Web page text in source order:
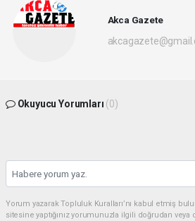
Akca Gazete
Okuyucu Yorumları (0)
Yorum yazarak Topluluk Kuralları’nı kabul etmiş
sitesine yaptığınız yorumunuzla ilgili doğrudan